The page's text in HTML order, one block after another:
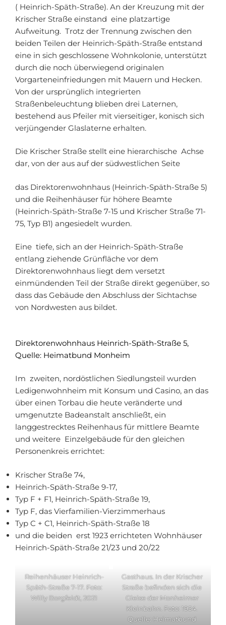
( Heinrich-Späth-Straße). An der Kreuzung mit der
Krischer Straße einstand eine platzartige
Aufweitung. Trotz der Trennung zwischen den
beiden Teilen der Heinrich-Späth-Straße entstand
eine in sich geschlossene Wohnkolonie, unterstützt
durch die noch überwiegend originalen
Vorgarteneinfriedungen mit Mauern und Hecken.
Von der ursprünglich integrierten
Straßenbeleuchtung blieben drei Laternen,
bestehend aus Pfeiler mit vierseitiger, konisch sich
verjüngender Glaslaterne erhalten.
Die Krischer Straße stellt eine hierarchische Achse
dar, von der aus auf der südwestlichen Seite
das Direktorenwohnhaus (Heinrich-Späth-Straße 5)
und die Reihenhäuser für höhere Beamte
(Heinrich-Späth-Straße 7-15 und Krischer Straße 71-
75, Typ B1) angesiedelt wurden.
Eine tiefe, sich an der Heinrich-Späth-Straße
entlang ziehende Grünfläche vor dem
Direktorenwohnhaus liegt dem versetzt
einmündenden Teil der Straße direkt gegenüber, so
dass das Gebäude den Abschluss der Sichtachse
von Nordwesten aus bildet.
Direktorenwohnhaus Heinrich-Späth-Straße 5,
Quelle: Heimatbund Monheim
Im zweiten, nordöstlichen Siedlungsteil wurden
Ledigenwohnheim mit Konsum und Casino, an das
über einen Torbau die heute veränderte und
umgenutzte Badeanstalt anschließt, ein
langgestrecktes Reihenhaus für mittlere Beamte
und weitere Einzelgebäude für den gleichen
Personenkreis errichtet:
Krischer Straße 74,
Heinrich-Späth-Straße 9-17,
Typ F + F1, Heinrich-Späth-Straße 19,
Typ F, das Vierfamilien-Vierzimmerhaus
Typ C + C1, Heinrich-Späth-Straße 18
und die beiden erst 1923 errichteten Wohnhäuser
Heinrich-Späth-Straße 21/23 und 20/22
Reihenhäuser Heinrich-
Späth-Straße 7-17. Foto:
Willy Borgfeldt, 2021
Gasthaus. In der Krischer
Straße befinden sich die
Gleise der Monheimer
Kleinbahn. Foto: 1954.
Quelle: Heimatbund